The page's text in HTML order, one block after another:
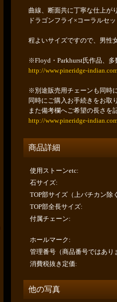
曲線、断面共に丁寧な仕上が
ドラゴンフライ×コーラルセ
程よいサイズですので、男性
※Floyd・Parkhurst氏作品、
http://www.pineridge-
※別途販売用チェーンも同時
同時にご購入お手続きをお取
また備考欄へご希望の長さを
http://www.pineridge-
商品詳細
使用ストーンetc:
石サイズ:
TOP部サイズ（上バチカン除
TOP部全長サイズ:
付属チェーン:
ホールマーク :
管理番号（商品番号ではあり
消費税抜き定価:
他の写真